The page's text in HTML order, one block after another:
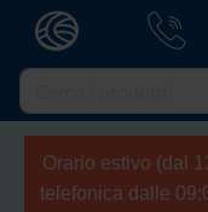
Orario estivo (dal
telefonica dalle